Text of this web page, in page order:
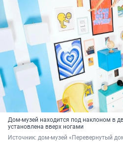
Дом-музей находится под наклоном в
установлена вверх ногами
Источник: дом-музей «Перевернутый